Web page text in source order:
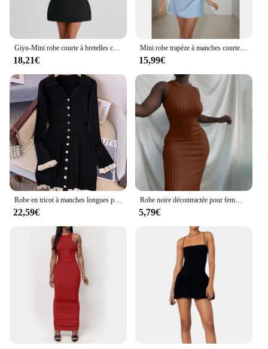
18,21€
Mini robe trapèze à manches courtes et col rond pour femmes avec poches, robes chics pour dames, robes de bureau sexy, fête, le plus récent
15,99€
Robe en tricot à manches longues pour femmes, mini robe à col en V, une pièce, vintage, élégant, vieux argent, mode française, automne, hiver, années 2000
22,59€
Robe noire décontractée pour femmes, col rond, robes de soirée sur la plage, nouvelle mode, batterie d'été, hanches GT
5,79€